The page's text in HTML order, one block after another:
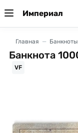
Империал
Главная Банкноты
Банкнота
VF